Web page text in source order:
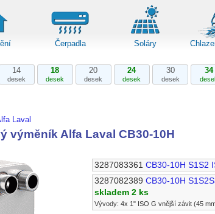
Čerpadla Soláry
14
desek
18
desek
20
desek
24
desek
30
desek
34
Laval
výměník Alfa Laval CB30-10H
3287083361 CB30-10H S1S2
3287082389 CB30-10H
skladem 2 ks
Vývody: 4x 1" ISO G vnější závit (45